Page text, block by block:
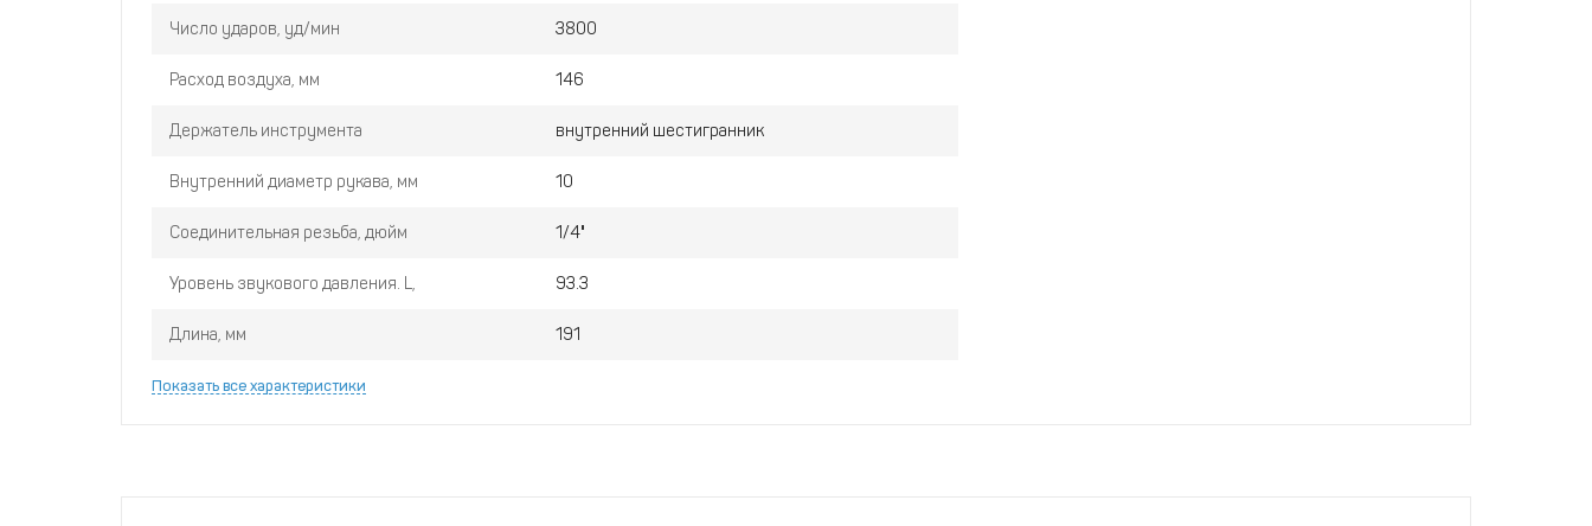
Число ударов, уд/мин 3800
Расход воздуха, мм 146
Держатель инструмента внутренний шестигранник
Внутренний диаметр рукава, мм 10
Соединительная резьба, дюйм 1/4"
Уровень звукового давления. L, 93.3
Длина, мм 191
Показать все характеристики